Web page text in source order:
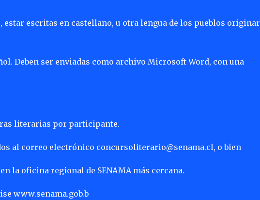
estar escritas en castellano, u otra lengua de los pueblos
Deben ser enviadas como archivo Microsoft Word, con una
literarias por participante.
al correo electrónico concursoliterario@senama.cl, o bien
la oficina regional de SENAMA más cercana.
www.senama.gob.b